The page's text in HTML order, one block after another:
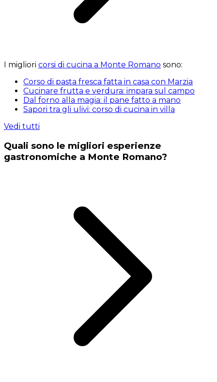
I migliori corsi di cucina a Monte Romano sono:
Corso di pasta fresca fatta in casa con Marzia
Cucinare frutta e verdura: impara sul campo
Dal forno alla magia: il pane fatto a mano
Sapori tra gli ulivi: corso di cucina in villa
Vedi tutti
Quali sono le migliori esperienze
gastronomiche a Monte Romano?